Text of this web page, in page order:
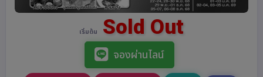
เริ่มต้น Sold Out
จองผ่านไลน์